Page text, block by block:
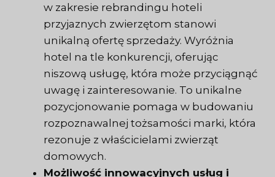
w zakresie rebrandingu hoteli
przyjaznych zwierzętom stanowi
unikalną ofertę sprzedaży. Wyróżnia
hotel na tle konkurencji, oferując
niszową usługę, która może przyciągnąć
uwagę i zainteresowanie. To unikalne
pozycjonowanie pomaga w budowaniu
rozpoznawalnej tożsamości marki, która
rezonuje z właścicielami zwierząt
domowych.
Możliwość innowacyjnych usług i